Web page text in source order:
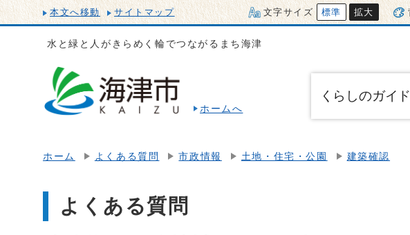
本文へ移動 サイトマップ 文字サイズ 標準 拡大
水と緑と人がきらめく輪でつながるまち海津
ホームへ
くらしのガイド
ホーム よくある質問 市政情報 土地・住宅・公園 建築確認
よくある質問